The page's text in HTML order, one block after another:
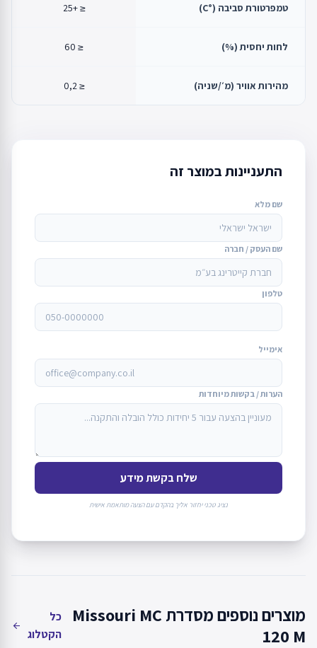
טמפרטורת סביבה (°C) ≤ +25
לחות יחסית (%) ≤ 60
מהירות אוויר (מ׳/שניה) ≤ 0,2
התעניינות במוצר זה
שם מלא
שם העסק / חברה
טלפון
אימייל
הערות / בקשות מיוחדות
שלח בקשת מידע
נציג טכני יחזור אליך בהקדם עם הצעה מותאמת אישית
מוצרים נוספים מסדרת Missouri MC
120 M
כל
הקטלוג
arrow_back